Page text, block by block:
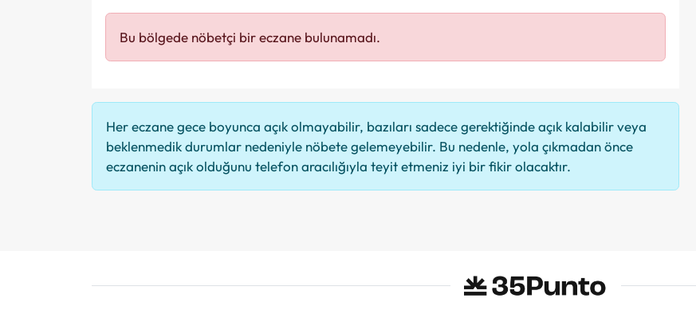
Bu bölgede nöbetçi bir eczane bulunamadı.
Her eczane gece boyunca açık olmayabilir, bazıları sadece gerektiğinde açık kalabilir veya
beklenmedik durumlar nedeniyle nöbete gelemeyebilir. Bu nedenle, yola çıkmadan önce
eczanenin açık olduğunu telefon aracılığıyla teyit etmeniz iyi bir fikir olacaktır.